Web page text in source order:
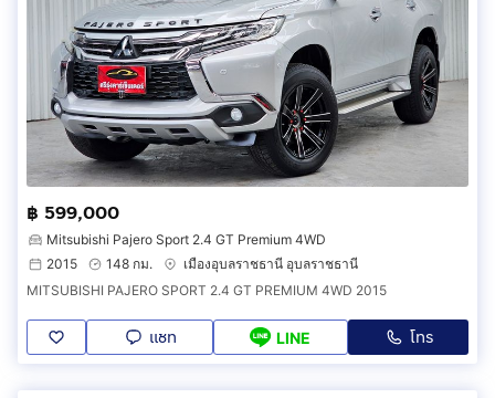
฿ 599,000
Mitsubishi Pajero Sport 2.4 GT Premium 4WD
2015
148 กม.
เมืองอุบลราชธานี อุบลราชธานี
MITSUBISHI PAJERO SPORT 2.4 GT PREMIUM 4WD 2015
แชท LINE โทร